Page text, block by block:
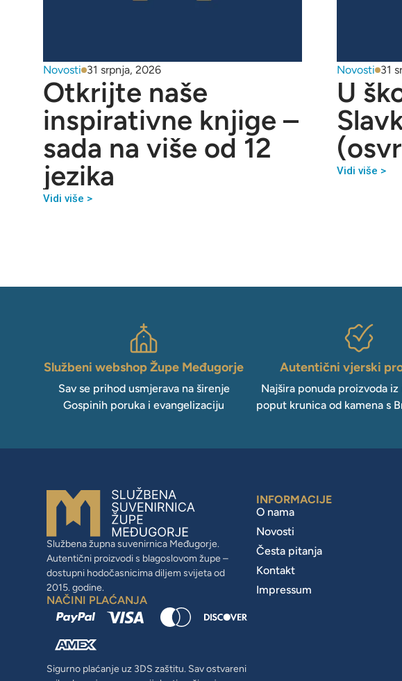
Novosti 31 srpnja, 2026
Otkrijte naše
inspirativne knjige –
sada na više od 12
jezika
Vidi više >
Novosti 31
U
Vidi više >
Službeni webshop Župe Međugorje
Sav se prihod usmjerava na širenje
Gospinih poruka i evangelizaciju
Autentični vjerski
Najšira ponuda proizvoda iz
poput krunica od kamena s
Službena župna suvenirnica Međugorje.
Autentični proizvodi s blagoslovom župe –
dostupni hodočasnicima diljem svijeta od
2015. godine.
NAČINI PLAĆANJA
Sigurno plaćanje uz 3DS zaštitu. Sav ostvareni
INFORMACIJE
O nama
Novosti
Česta pitanja
Kontakt
Impressum